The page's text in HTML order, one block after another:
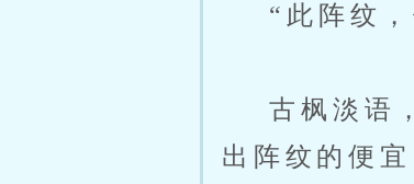
“此阵纹，
古枫淡语，
出阵纹的便宜